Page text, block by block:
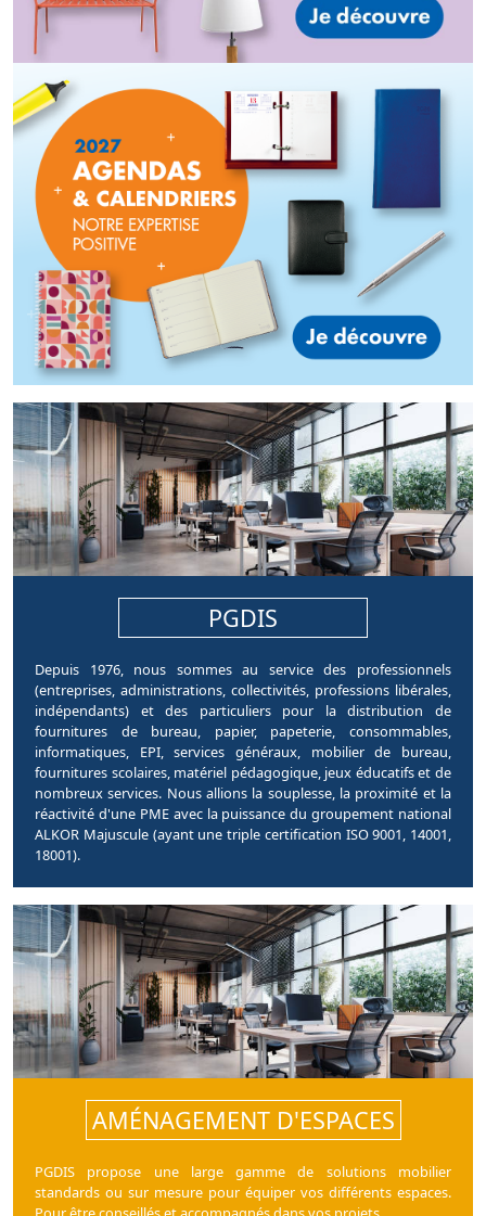
PGDIS
Depuis 1976, nous sommes au service des professionnels
(entreprises, administrations, collectivités, professions libérales,
indépendants) et des particuliers pour la distribution de
fournitures de bureau, papier, papeterie, consommables,
informatiques, EPI, services généraux, mobilier de bureau,
fournitures scolaires, matériel pédagogique, jeux éducatifs et de
nombreux services. Nous allions la souplesse, la proximité et la
réactivité d'une PME avec la puissance du groupement national
ALKOR Majuscule (ayant une triple certification ISO 9001, 14001,
18001).
AMÉNAGEMENT D'ESPACES
PGDIS propose une large gamme de solutions mobilier
standards ou sur mesure pour équiper vos différents espaces.